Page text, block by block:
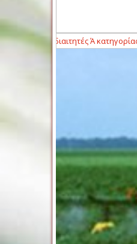
διαιτητές Ά κατηγορίας 15:16 -